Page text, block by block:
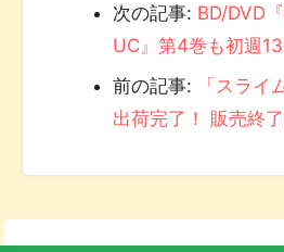
次の記事: BD/DVD
UC』第4巻も初週
前の記事:
「スライ
出荷完了！ 販売終了